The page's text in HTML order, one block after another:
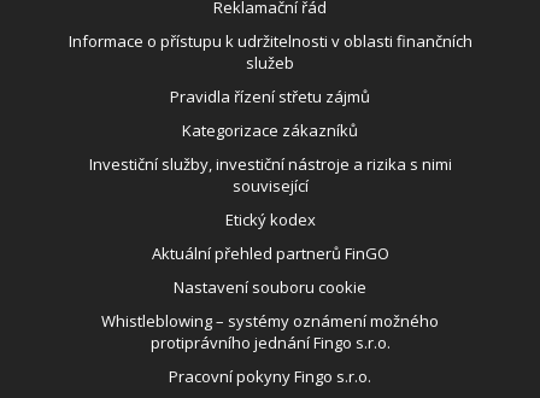
Reklamační řád
Informace o přístupu k udržitelnosti v oblasti finančních
služeb
Pravidla řízení střetu zájmů
Kategorizace zákazníků
Investiční služby, investiční nástroje a rizika s nimi
související
Etický kodex
Aktuální přehled partnerů FinGO
Nastavení souboru cookie
Whistleblowing – systémy oznámení možného
protiprávního jednání Fingo s.r.o.
Pracovní pokyny Fingo s.r.o.